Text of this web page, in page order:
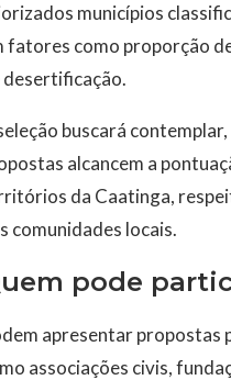
municípios
fatores como proporção
desertificação.
buscará
alcancem a
da Caatinga,
comunidades locais.
pode
apresentar propostas
associações civis,